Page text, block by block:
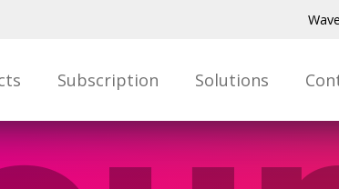
Subscription Solutions